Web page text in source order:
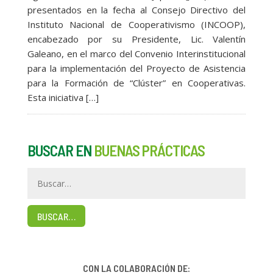
presentados en la fecha al Consejo Directivo del
Instituto Nacional de Cooperativismo (INCOOP),
encabezado por su Presidente, Lic. Valentín
Galeano, en el marco del Convenio Interinstitucional
para la implementación del Proyecto de Asistencia
para la Formación de “Clúster” en Cooperativas.
Esta iniciativa […]
BUSCAR EN BUENAS PRÁCTICAS
BUSCAR…
CON LA COLABORACIÓN DE: